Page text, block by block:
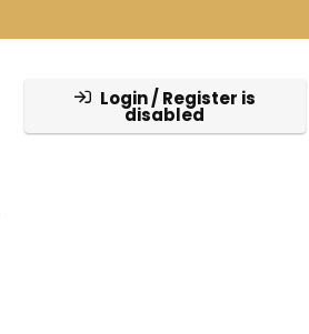
Login / Register is
disabled